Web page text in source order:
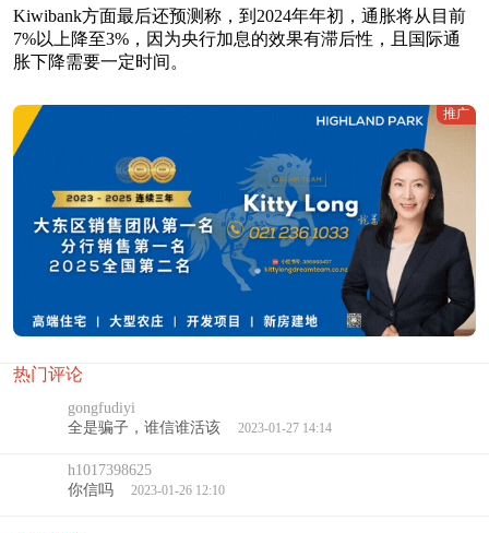
Kiwibank方面最后还预测称，到2024年年初，通胀将从目前
7%以上降至3%，因为央行加息的效果有滞后性，且国际通
胀下降需要一定时间。
推广
热门评论
gongfudiyi
全是骗子，谁信谁活该
2023-01-27 14:14
h1017398625
你信吗
2023-01-26 12:10